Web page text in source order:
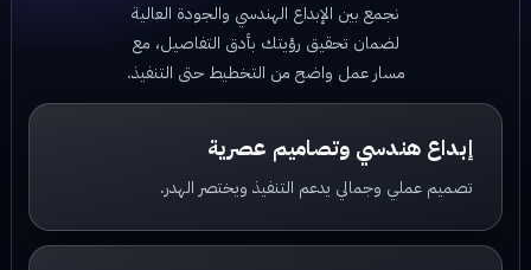
نجمع بين الإبداع الهندسي والجودة العالية
لضمان تحقيق رؤيتك بأدق التفاصيل، مع
مسار عمل واضح من التخطيط حتى التنفيذ.
إبداع هندسي وتصاميم عصرية
تصميم عملي وجمالي يدعم التنفيذ ويختصر الهدر.